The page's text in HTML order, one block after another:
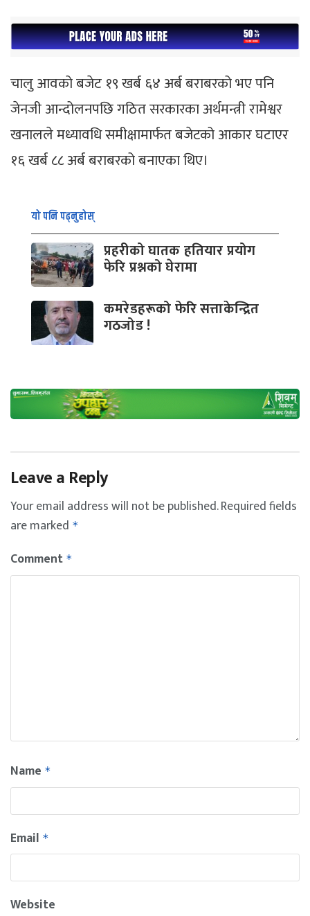
चालु आवको बजेट १९ खर्ब ६४ अर्ब बराबरको भए पनि
जेनजी आन्दोलनपछि गठित सरकारका अर्थमन्त्री रामेश्वर
खनालले मध्यावधि समीक्षामार्फत बजेटको आकार घटाएर
१६ खर्ब ८८ अर्ब बराबरको बनाएका थिए।
यो पनि पढ्नुहोस्
प्रहरीको घातक हतियार प्रयोग
फेरि प्रश्नको घेरामा
कमरेडहरूको फेरि सत्ताकेन्द्रित
गठजोड !
Leave a Reply
Your email address will not be published.Required fields
are marked *
Comment *
Name *
Email *
Website